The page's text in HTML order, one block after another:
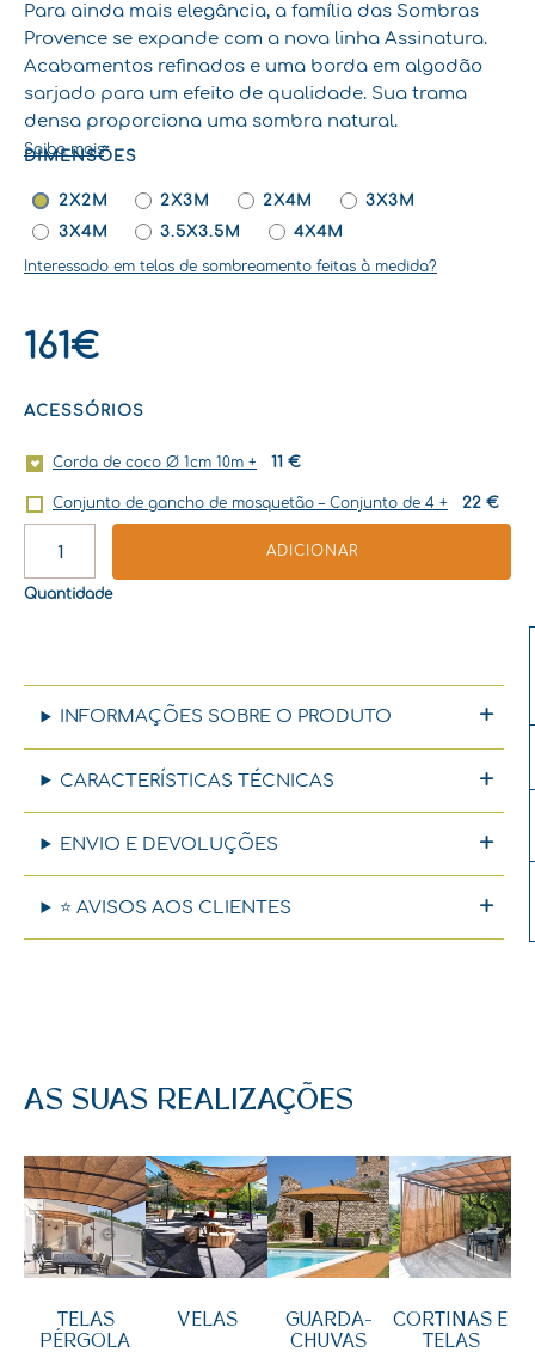
Para ainda mais elegância, a família das Sombras
Provence se expande com a nova linha Assinatura.
Acabamentos refinados e uma borda em algodão
sarjado para um efeito de qualidade. Sua trama
densa proporciona uma sombra natural.
Saiba mais
DIMENSÕES
2X2M 2X3M 2X4M
3X3M
3X4M
3.5X3.5M 4X4M
Interessado em telas de sombreamento feitas à medida?
161€
ACESSÓRIOS
Corda de coco Ø 1cm 10m + 11 €
Conjunto de gancho de mosquetão – Conjunto de 4 + 22 €
QUANTIDADE
VELA
PONTOS
FIXAÇÃO
ASSINATURA
Quantidade
ADICIONAR
INFORMAÇÕES SOBRE O PRODUTO
CARACTERÍSTICAS TÉCNICAS
ENVIO E DEVOLUÇÕES
⭐ AVISOS AOS CLIENTES
AS SUAS REALIZAÇÕES
TELAS
PÉRGOLA
VELAS
GUARDA-
CHUVAS
CORTINAS E
TELAS